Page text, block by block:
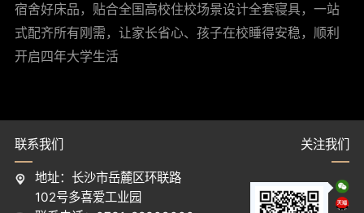
宿舍好床品，贴合全国高校住校场景设计全套寝具，一站
式配齐所有刚需，让家长省心、孩子在校睡得安稳，顺利
开启四年大学生活
联系我们
地址：长沙市岳麓区环联路
102号多喜爱工业园
关注我们